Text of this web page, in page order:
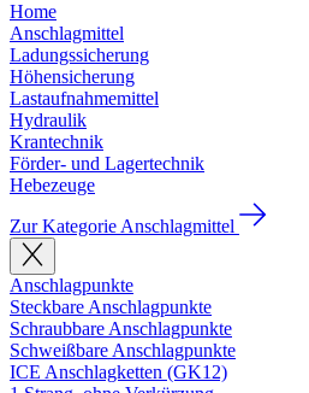
Home
Anschlagmittel
Ladungssicherung
Höhensicherung
Lastaufnahmemittel
Hydraulik
Krantechnik
Förder- und Lagertechnik
Hebezeuge
Zur Kategorie Anschlagmittel
Anschlagpunkte
Steckbare Anschlagpunkte
Schraubbare Anschlagpunkte
Schweißbare Anschlagpunkte
ICE Anschlagketten (GK12)